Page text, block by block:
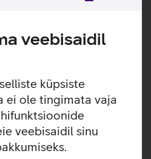
veebisaidil
küpsiste
ei ole tingimata vaja
veebisaidil sinu
ja töökindla juhtmevaba
ja täpne sensor teevad sellest
ka kontoritööks.
ja viivitusteta tööks.
kui ka vasakukäelistele.